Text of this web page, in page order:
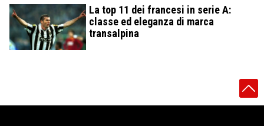
La top 11 dei francesi in serie A:
classe ed eleganza di marca
transalpina